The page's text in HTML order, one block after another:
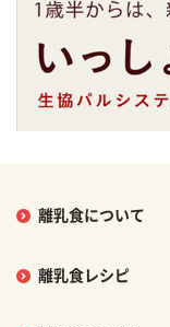
離乳食について
離乳食レシピ